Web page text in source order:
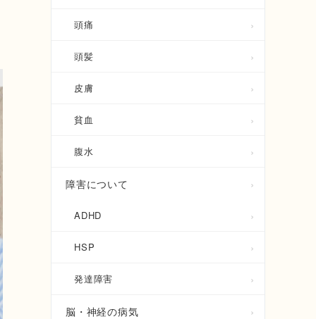
頭痛
頭髪
皮膚
貧血
腹水
障害について
ADHD
HSP
発達障害
脳・神経の病気